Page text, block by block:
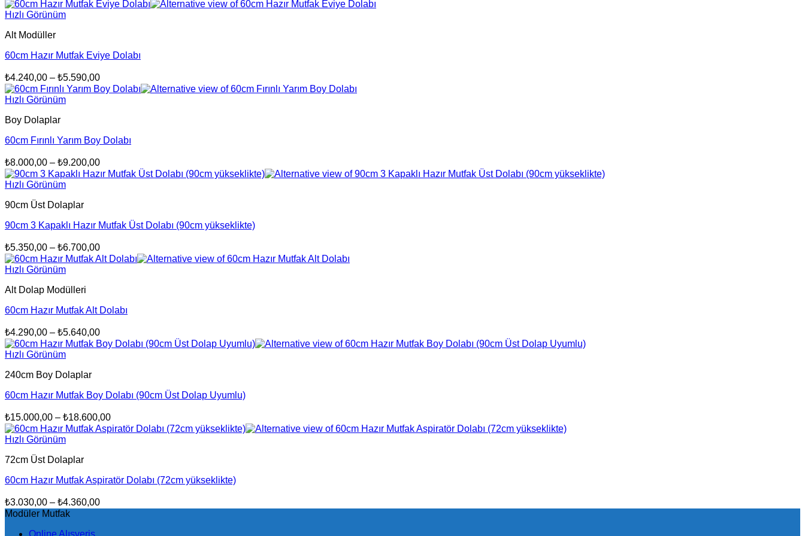
Hızlı Görünüm
Alt Modüller
60cm Hazır Mutfak Eviye Dolabı
₺4.240,00 – ₺5.590,00Fiyat
aralığı:
Hızlı Görünüm
Boy Dolaplar
60cm Fırınlı Yarım Boy Dolabı
₺8.000,00 – ₺9.200,00Fiyat
aralığı:
Hızlı Görünüm
90cm Üst Dolaplar
90cm 3 Kapaklı Hazır Mutfak Üst Dolabı (90cm yükseklikte)
₺5.350,00 – ₺6.700,00Fiyat
aralığı:
Hızlı Görünüm
Alt Dolap Modülleri
60cm Hazır Mutfak Alt Dolabı
₺4.290,00 – ₺5.640,00Fiyat
aralığı:
Hızlı Görünüm
240cm Boy Dolaplar
60cm Hazır Mutfak Boy Dolabı (90cm Üst Dolap Uyumlu)
₺15.000,00 – ₺18.600,00Fiyat
aralığı:
Hızlı Görünüm
72cm Üst Dolaplar
60cm Hazır Mutfak Aspiratör Dolabı (72cm yükseklikte)
₺3.030,00 – ₺4.360,00Fiyat
aralığı:
Modüler Mutfak
Online Alışveriş